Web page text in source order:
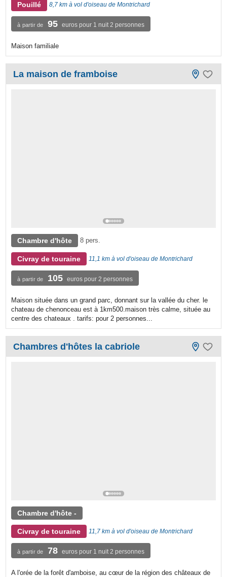
Pouillé 8,7 km à vol d'oiseau de Montrichard
à partir de 95 euros pour 1 nuit 2 personnes
Maison familiale
La maison de framboise
Chambre d'hôte 8 pers.
Civray de touraine 11,1 km à vol d'oiseau de Montrichard
à partir de 105 euros pour 2 personnes
Maison située dans un grand parc, donnant sur la vallée du cher. le
chateau de chenonceau est à 1km500.maison très calme, située au
centre des chateaux . tarifs: pour 2 personnes...
Chambres d'hôtes la cabriole
Chambre d'hôte -
Civray de touraine 11,7 km à vol d'oiseau de Montrichard
à partir de 78 euros pour 1 nuit 2 personnes
A l'orée de la forêt d'amboise, au cœur de la région des châteaux de